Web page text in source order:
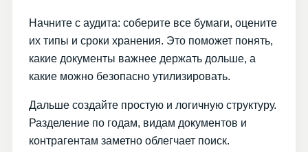
Начните с аудита: соберите все бумаги, оцените
их типы и сроки хранения. Это поможет понять,
какие документы важнее держать дольше, а
какие можно безопасно утилизировать.
Дальше создайте простую и логичную структуру.
Разделение по годам, видам документов и
контрагентам заметно облегчает поиск.